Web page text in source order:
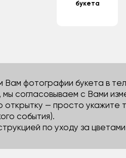
букета
фотографии букета в
согласовываем с Вами
— просто укажите
события).
по уходу за